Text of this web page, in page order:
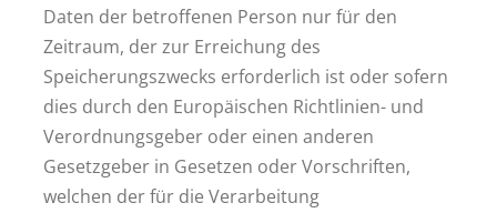
Daten der betroffenen Person nur für den
Zeitraum, der zur Erreichung des
Speicherungszwecks erforderlich ist oder sofern
dies durch den Europäischen Richtlinien- und
Verordnungsgeber oder einen anderen
Gesetzgeber in Gesetzen oder Vorschriften,
welchen der für die Verarbeitung